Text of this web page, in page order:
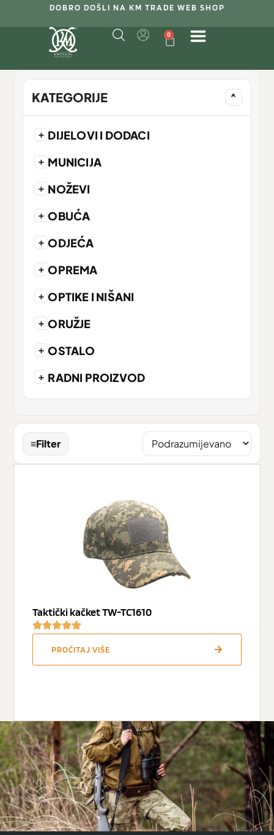
DOBRO DOŠLI NA KM TRADE WEB SHOP
0
KATEGORIJE ^
+ DIJELOVI I DODACI
+ MUNICIJA
+ NOŽEVI
+ OBUĆA
+ ODJEĆA
+ OPREMA
+ OPTIKE I NIŠANI
+ ORUŽJE
+ OSTALO
+ RADNI PROIZVOD
≡Filter
Taktički kačket TW-TC1610
PROČITAJ VIŠE